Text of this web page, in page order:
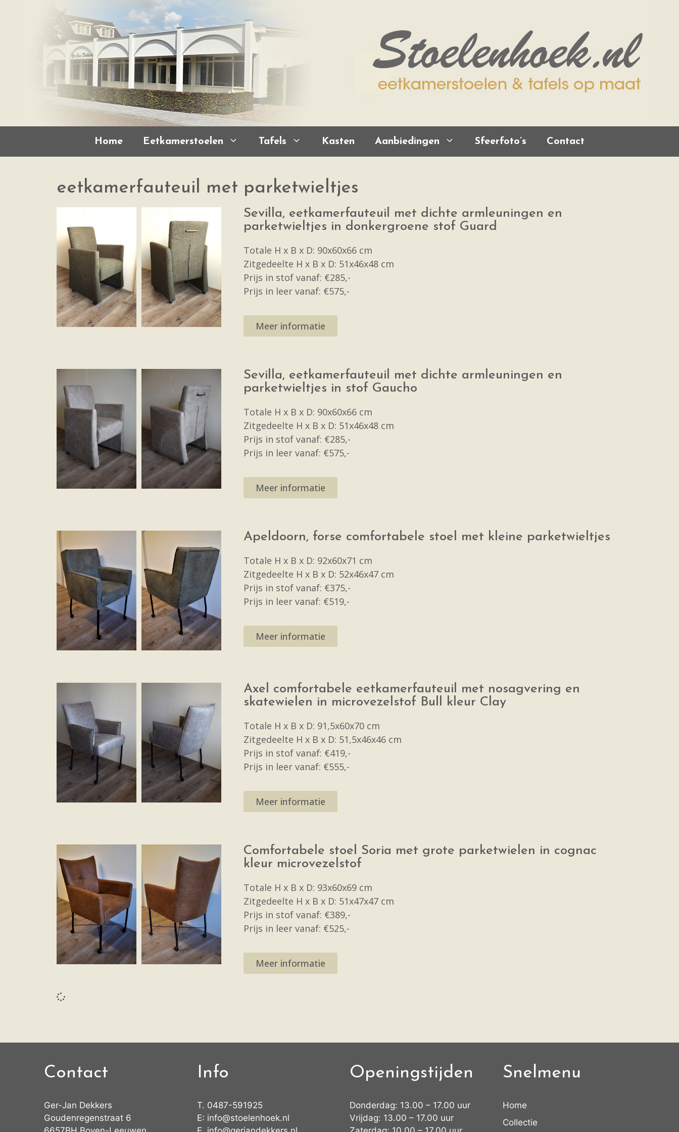
Home Eetkamerstoelen Tafels Kasten Aanbiedingen Sfeerfoto’s Contact
eetkamerfauteuil met parketwieltjes
Sevilla, eetkamerfauteuil met dichte armleuningen en
parketwieltjes in donkergroene stof Guard
Totale H x B x D: 90x60x66 cm
Zitgedeelte H x B x D: 51x46x48 cm
Prijs in stof vanaf: €285,-
Prijs in leer vanaf: €575,-
Meer informatie
Sevilla, eetkamerfauteuil met dichte armleuningen en
parketwieltjes in stof Gaucho
Totale H x B x D: 90x60x66 cm
Zitgedeelte H x B x D: 51x46x48 cm
Prijs in stof vanaf: €285,-
Prijs in leer vanaf: €575,-
Meer informatie
Apeldoorn, forse comfortabele stoel met kleine parketwieltjes
Totale H x B x D: 92x60x71 cm
Zitgedeelte H x B x D: 52x46x47 cm
Prijs in stof vanaf: €375,-
Prijs in leer vanaf: €519,-
Meer informatie
Axel comfortabele eetkamerfauteuil met nosagvering en
skatewielen in microvezelstof Bull kleur Clay
Totale H x B x D: 91,5x60x70 cm
Zitgedeelte H x B x D: 51,5x46x46 cm
Prijs in stof vanaf: €419,-
Prijs in leer vanaf: €555,-
Meer informatie
Comfortabele stoel Soria met grote parketwielen in cognac
kleur microvezelstof
Totale H x B x D: 93x60x69 cm
Zitgedeelte H x B x D: 51x47x47 cm
Prijs in stof vanaf: €389,-
Prijs in leer vanaf: €525,-
Meer informatie
Contact
Ger-Jan Dekkers
Goudenregenstraat 6
Info
T. 0487-591925
E: info@stoelenhoek.nl
Openingstijden
Donderdag: 13.00 – 17.00 uur
Vrijdag: 13.00 – 17.00 uur
Snelmenu
Home
Collectie